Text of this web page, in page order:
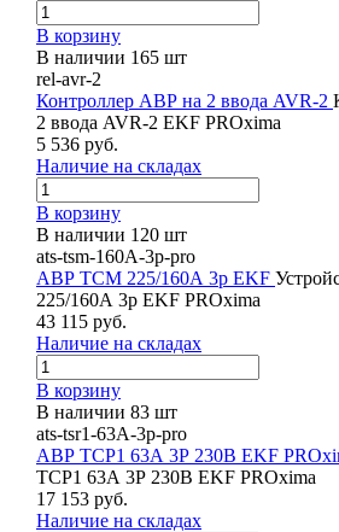
В корзину
В наличии 165 шт
rel-avr-2
Контроллер АВР на 2 ввода AVR-2
2 ввода AVR-2 EKF PROxima
5 536 руб.
Наличие на складах
В корзину
В наличии 120 шт
ats-tsm-160A-3p-pro
АВР ТСM 225/160А 3р EKF
225/160А 3р EKF PROxima
43 115 руб.
Наличие на складах
В корзину
В наличии 83 шт
ats-tsr1-63A-3p-pro
АВР ТСР1 63А 3Р 230В EKF
ТСР1 63А 3Р 230В EKF PROxima
17 153 руб.
Наличие на складах